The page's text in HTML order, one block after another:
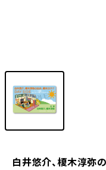
白井悠介、榎木淳弥